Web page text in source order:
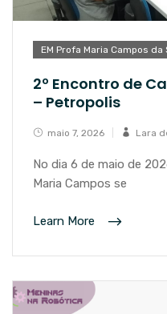
EM Profa Maria Campos da
2º Encontro de
– Petropolis
maio 7, 2026 Lara
No dia 6 de maio de
Maria Campos se
Learn More